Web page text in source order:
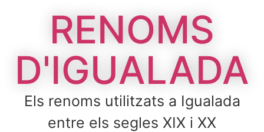
RENOMS
D'IGUALADA
Els renoms utilitzats a Igualada
entre els segles XIX i XX